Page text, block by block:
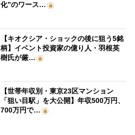
化”のワース…
【キオクシア・ショックの後に狙う5銘
柄】イベント投資家の億り人・羽根英
樹氏が厳…
【世帯年収別・東京23区マンション
「狙い目駅」を大公開】年収500万円、
700万円で…